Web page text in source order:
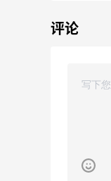
评论